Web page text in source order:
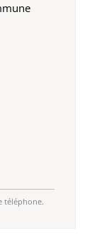
téléphone.